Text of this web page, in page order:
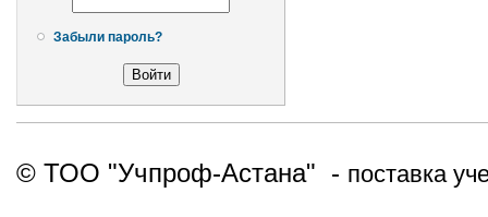
Забыли пароль?
© ТОО "Учпроф-Астана" - поставка